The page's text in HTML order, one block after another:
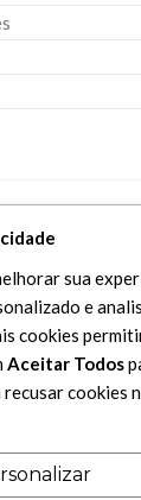
sua
e
cookies
Aceitar Todos
recusar cookies